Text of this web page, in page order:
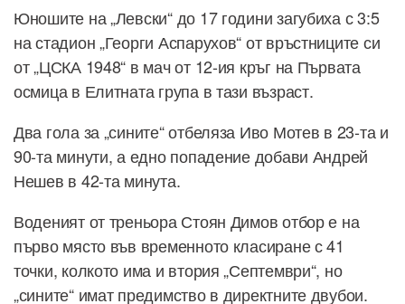
Юношите на „Левски“ до 17 години загубиха с 3:5
на стадион „Георги Аспарухов“ от връстниците си
от „ЦСКА 1948“ в мач от 12-ия кръг на Първата
осмица в Елитната група в тази възраст.
Два гола за „сините“ отбеляза Иво Мотев в 23-та и
90-та минути, а едно попадение добави Андрей
Нешев в 42-та минута.
Воденият от треньора Стоян Димов отбор е на
първо място във временното класиране с 41
точки, колкото има и втория „Септември“, но
„сините“ имат предимство в директните двубои.